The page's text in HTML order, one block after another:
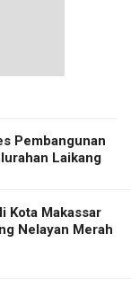
Pembangunan
Laikang
Kota Makassar
Nelayan Merah